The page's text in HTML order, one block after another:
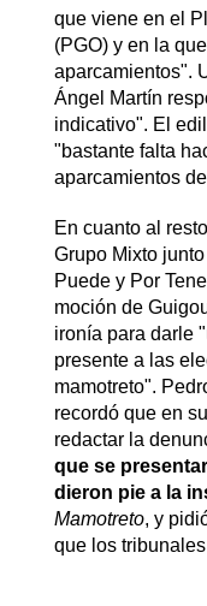
que viene en el
(PGO) y en la
aparcamientos".
Ángel Martín
indicativo". El
"bastante falta
aparcamientos
En cuanto al
Grupo Mixto
Puede y Por
moción de
ironía para darle
presente a las
mamotreto".
recordó que en
redactar la
que se
dieron pie a la
Mamotreto, y
que los